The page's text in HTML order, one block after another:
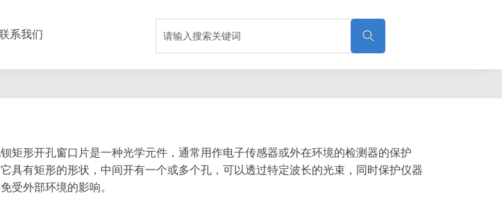
系我们 
矩形开孔窗口片是一种光学元件，通常用作电子传感器或外在环境的检测器的保护
具有矩形的形状，中间开有一个或多个孔，可以透过特定波长的光束，同时保护仪器
受外部环境的影响。